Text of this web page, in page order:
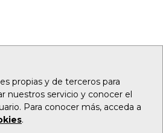
propias y de terceros para
nuestros servicio y conocer el
Para conocer más, acceda a
.